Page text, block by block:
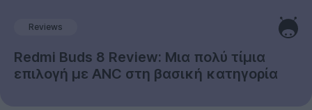
Reviews
Redmi Buds 8 Review: Μια πολύ τίμια
επιλογή με ANC στη βασική κατηγορία